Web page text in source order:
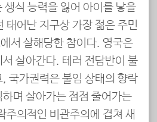
식 능력을 잃어 아이를 낳을
태어난 지구상 가장 젊은 주민
서 살해당한 참이다. 영국은
살아간다. 테러 전담반이 불
국가권력은 불임 상태의 향락
며 살아가는 점점 줄어가는
주의적인 비관주의에 겹쳐 새